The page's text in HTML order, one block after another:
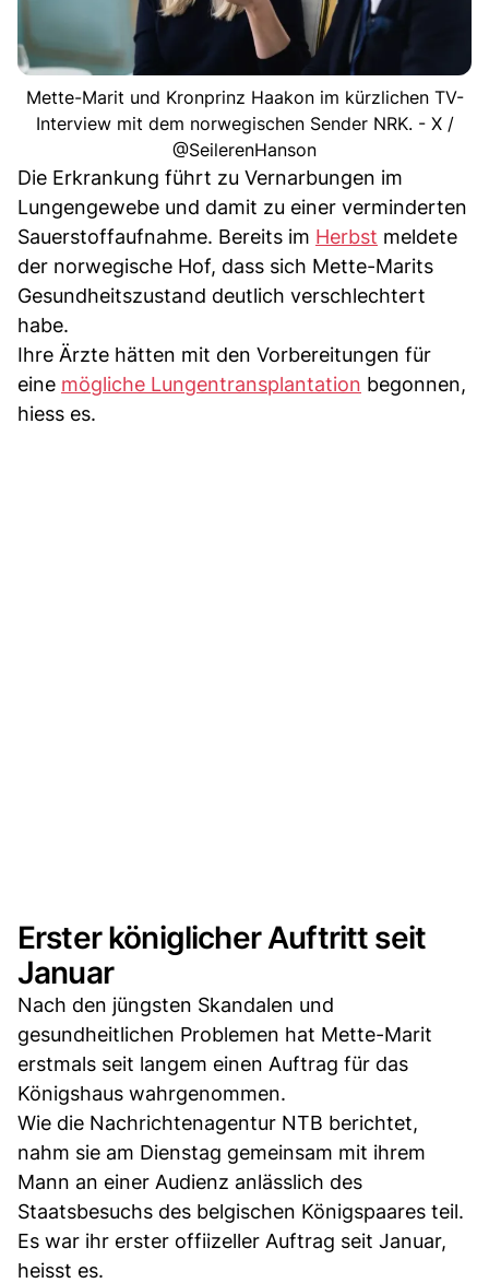
Mette-Marit und Kronprinz Haakon im kürzlichen TV-
Interview mit dem norwegischen Sender NRK. - X /
@SeilerenHanson
Die Erkrankung führt zu Vernarbungen im
Lungengewebe und damit zu einer verminderten
Sauerstoffaufnahme. Bereits im Herbst meldete
der norwegische Hof, dass sich Mette-Marits
Gesundheitszustand deutlich verschlechtert
habe.
Ihre Ärzte hätten mit den Vorbereitungen für
eine mögliche Lungentransplantation begonnen,
hiess es.
Erster königlicher Auftritt seit
Januar
Nach den jüngsten Skandalen und
gesundheitlichen Problemen hat Mette-Marit
erstmals seit langem einen Auftrag für das
Königshaus wahrgenommen.
Wie die Nachrichtenagentur NTB berichtet,
nahm sie am Dienstag gemeinsam mit ihrem
Mann an einer Audienz anlässlich des
Staatsbesuchs des belgischen Königspaares teil.
Es war ihr erster offiizeller Auftrag seit Januar,
heisst es.